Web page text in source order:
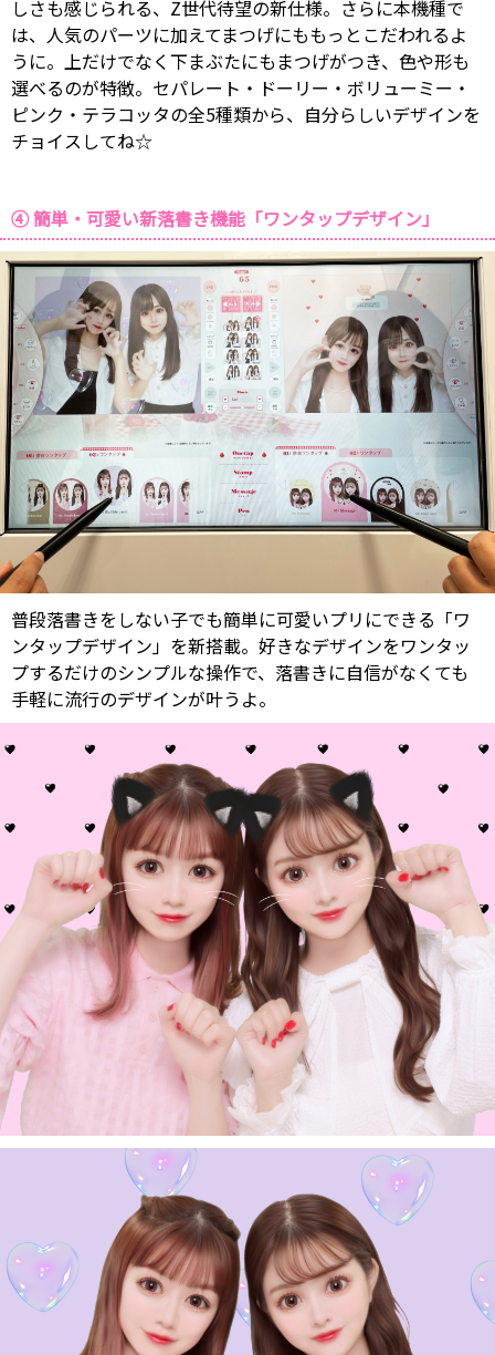
しさも感じられる、Z世代待望の新仕様。さらに本機種で
は、人気のパーツに加えてまつげにももっとこだわれるよ
うに。上だけでなく下まぶたにもまつげがつき、色や形も
選べるのが特徴。セパレート・ドーリー・ボリューミー・
ピンク・テラコッタの全5種類から、自分らしいデザインを
チョイスしてね☆
④ 簡単・可愛い新落書き機能「ワンタップデザイン」
普段落書きをしない子でも簡単に可愛いプリにできる「ワ
ンタップデザイン」を新搭載。好きなデザインをワンタッ
プするだけのシンプルな操作で、落書きに自信がなくても
手軽に流行のデザインが叶うよ。